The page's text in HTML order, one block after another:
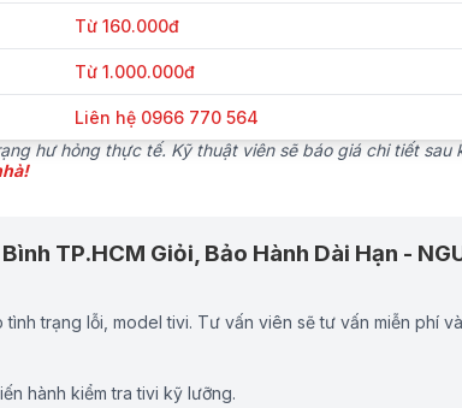
Từ 160.000đ
Từ 1.000.000đ
Liên hệ 0966 770 564
hư hỏng thực tế. Kỹ thuật viên sẽ báo giá chi tiết sau
TP.HCM Giỏi, Bảo Hành Dài Hạn -
tình trạng lỗi, model tivi. Tư vấn viên sẽ tư vấn miễn phí
hành kiểm tra tivi kỹ lưỡng.